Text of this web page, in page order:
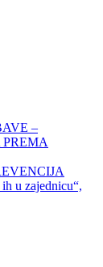
–
u zajednicu“,